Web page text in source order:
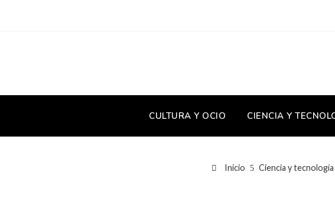
CULTURA Y OCIO CIENCIA Y
Inicio Ciencia y tecnología